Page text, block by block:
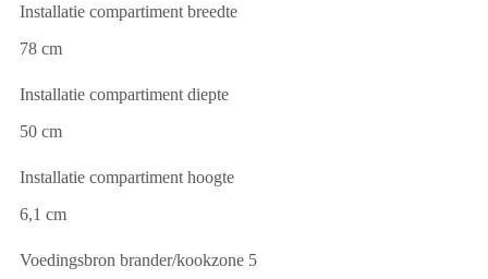
Installatie compartiment breedte
78 cm
Installatie compartiment diepte
50 cm
Installatie compartiment hoogte
6,1 cm
Voedingsbron brander/kookzone 5